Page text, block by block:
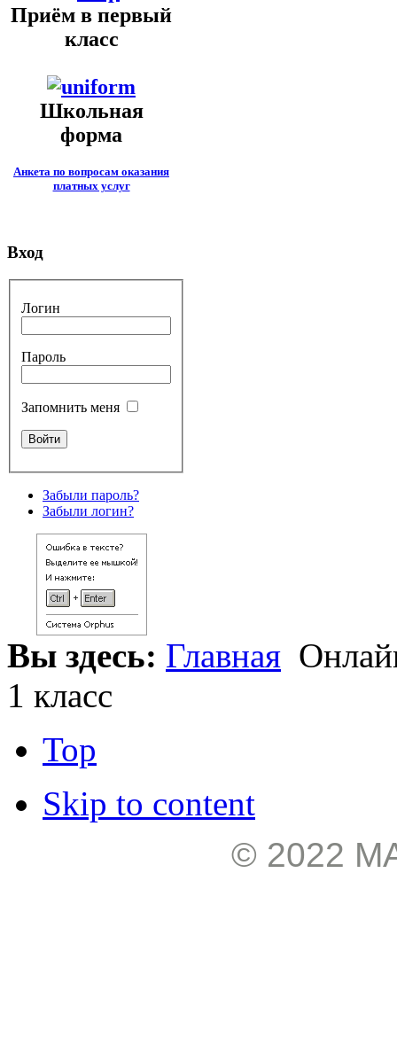
Приём в первый
класс
Школьная
форма
Анкета по вопросам оказания
платных услуг
Вход
Логин
Пароль
Запомнить меня
Забыли пароль?
Забыли логин?
Вы здесь: Главная
1 класс
Top
Skip to content
© 2022